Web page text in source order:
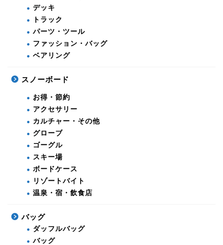
デッキ
トラック
パーツ・ツール
ファッション・バッグ
ベアリング
スノーボード
お得・節約
アクセサリー
カルチャー・その他
グローブ
ゴーグル
スキー場
ボードケース
リゾートバイト
温泉・宿・飲食店
バッグ
ダッフルバッグ
バッグ